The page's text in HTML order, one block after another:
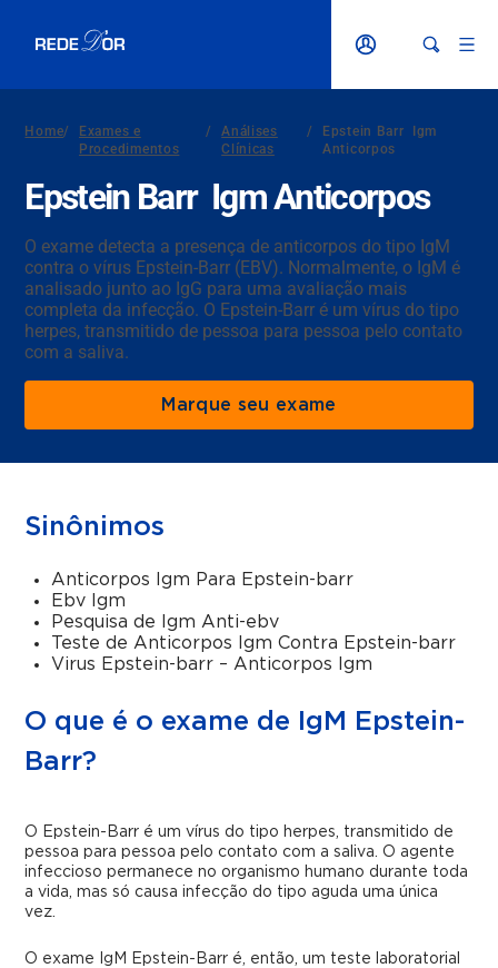
Home/
Exames e
Procedimentos
/
Análises
Clínicas
/
Epstein Barr Igm
Anticorpos
Epstein Barr Igm Anticorpos
O exame detecta a presença de anticorpos do tipo IgM
contra o vírus Epstein-Barr (EBV). Normalmente, o IgM é
analisado junto ao IgG para uma avaliação mais
completa da infecção. O Epstein-Barr é um vírus do tipo
herpes, transmitido de pessoa para pessoa pelo contato
com a saliva.
Marque seu exame
Sinônimos
Anticorpos Igm Para Epstein-barr
Ebv Igm
Pesquisa de Igm Anti-ebv
Teste de Anticorpos Igm Contra Epstein-barr
Virus Epstein-barr – Anticorpos Igm
O que é o exame de IgM Epstein-
Barr?
O Epstein-Barr é um vírus do tipo herpes, transmitido de
pessoa para pessoa pelo contato com a saliva. O agente
infeccioso permanece no organismo humano durante toda
a vida, mas só causa infecção do tipo aguda uma única
vez.
O exame IgM Epstein-Barr é, então, um teste laboratorial